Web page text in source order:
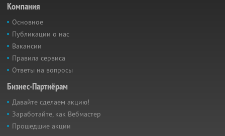
Компания
Основное
Публикации о нас
Вакансии
Правила сервиса
Ответы на вопросы
Бизнес-Партнёрам
Давайте сделаем акцию!
Заработайте, как Вебмастер
Прошедшие акции